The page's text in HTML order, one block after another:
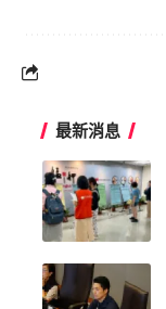
最新消息